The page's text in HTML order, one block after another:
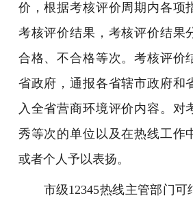
价，根据考核评价周期内各项
考核评价结果，考核评价结果
合格、不合格等次。考核评价
省政府，通报各省辖市政府和
入全省营商环境评价内容。对
秀等次的单位以及在热线工作
或者个人予以表扬。
市级12345热线主管部门